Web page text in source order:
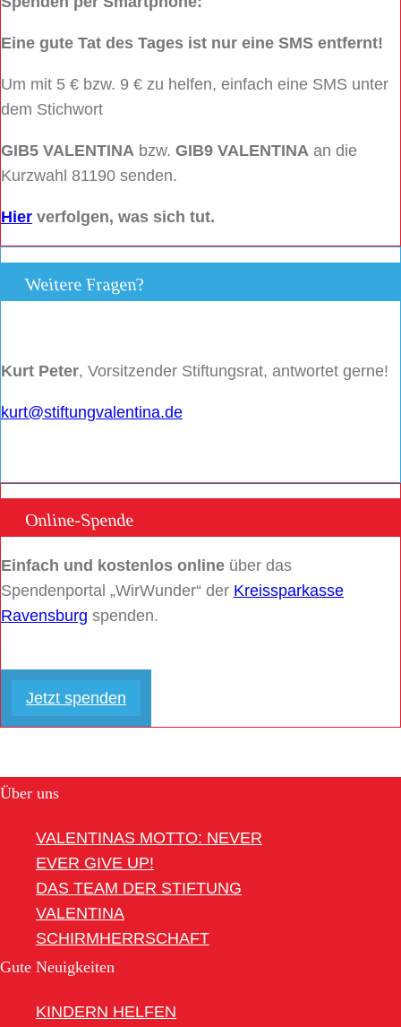
Eine gute Tat des Tages ist nur eine SMS entfernt!
Um mit 5 € bzw. 9 € zu helfen, einfach eine SMS unter
dem Stichwort
GIB5 VALENTINA bzw. GIB9 VALENTINA an die
Kurzwahl 81190 senden.
Hier verfolgen, was sich tut.
Weitere Fragen?
Kurt Peter, Vorsitzender Stiftungsrat, antwortet gerne!
kurt@stiftungvalentina.de
Online-Spende
Einfach und kostenlos online über das
Spendenportal „WirWunder“ der Kreissparkasse
Ravensburg spenden.
Jetzt spenden
Über uns
VALENTINAS MOTTO: NEVER
EVER GIVE UP!
DAS TEAM DER STIFTUNG
VALENTINA
SCHIRMHERRSCHAFT
Gute Neuigkeiten
KINDERN HELFEN